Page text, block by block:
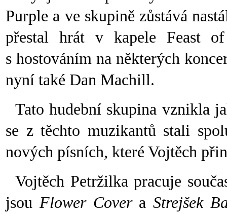
Purple a ve skupině zůstává
přestal hrát v kapele Feast
s hostováním na některých
nyní také Dan Machill.
Tato hudební skupina vznikla
se z těchto muzikantů stali
nových písních, které Vojtěch
Vojtěch Petržilka pracuje
jsou Flower CoveraStrejšek